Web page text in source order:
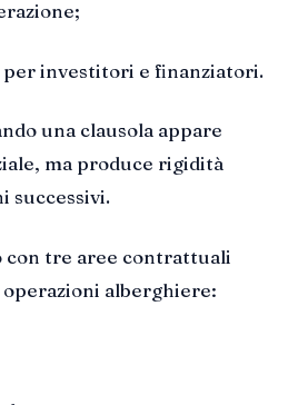
investitori e finanziatori.
una clausola appare
ma produce rigidità
successivi.
con tre aree contrattuali
alberghiere: